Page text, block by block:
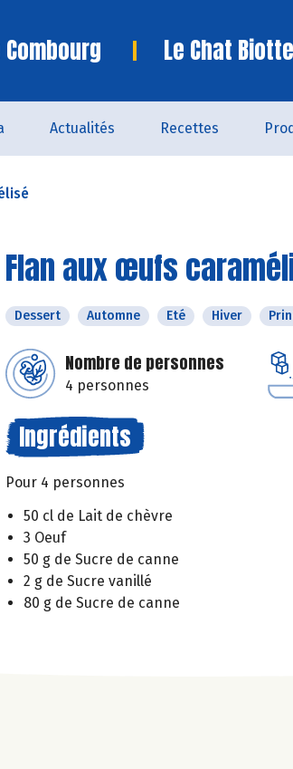
Le Chat
Actualités Recettes
Flan aux œufs
Dessert Automne Eté Hiver
Nombre de personnes
4 personnes
Ingrédients
Pour 4 personnes
50 cl de Lait de chèvre
3 Oeuf
50 g de Sucre de canne
2 g de Sucre vanillé
80 g de Sucre de canne